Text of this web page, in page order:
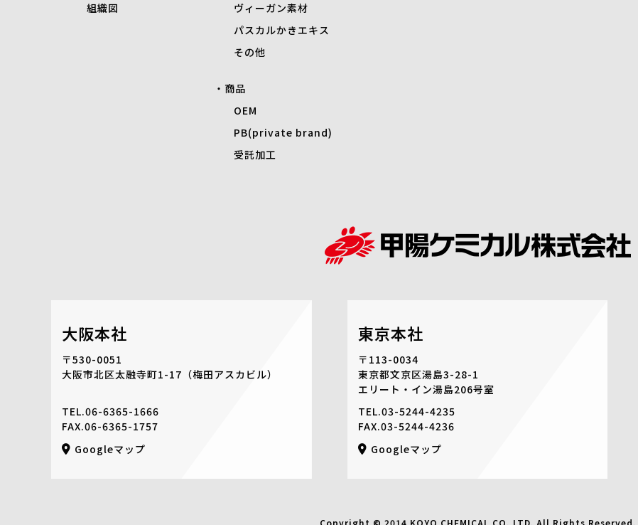
組織図
ヴィーガン素材
パスカルかきエキス
その他
商品
OEM
PB(private brand)
受託加工
大阪本社
〒530-0051
大阪市北区太融寺町1-17 （梅田アスカビル）
TEL.06-6365-1666
FAX.06-6365-1757
Googleマップ
東京本社
〒113-0034
東京都文京区湯島3-28-1
エリート・イン湯島206号室
TEL.03-5244-4235
FAX.03-5244-4236
Googleマップ
Copyright © 2014 KOYO CHEMICAL CO.,LTD. All Rights Reserved.